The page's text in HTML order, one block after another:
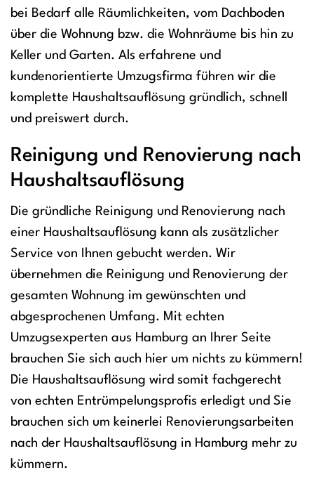
bei Bedarf alle Räumlichkeiten, vom Dachboden
über die Wohnung bzw. die Wohnräume bis hin zu
Keller und Garten. Als erfahrene und
kundenorientierte Umzugsfirma führen wir die
komplette Haushaltsauflösung gründlich, schnell
und preiswert durch.
Reinigung und Renovierung nach
Haushaltsauflösung
Die gründliche Reinigung und Renovierung nach
einer Haushaltsauflösung kann als zusätzlicher
Service von Ihnen gebucht werden. Wir
übernehmen die Reinigung und Renovierung der
gesamten Wohnung im gewünschten und
abgesprochenen Umfang. Mit echten
Umzugsexperten aus Hamburg an Ihrer Seite
brauchen Sie sich auch hier um nichts zu kümmern!
Die Haushaltsauflösung wird somit fachgerecht
von echten Entrümpelungsprofis erledigt und Sie
brauchen sich um keinerlei Renovierungsarbeiten
nach der Haushaltsauflösung in Hamburg mehr zu
kümmern.